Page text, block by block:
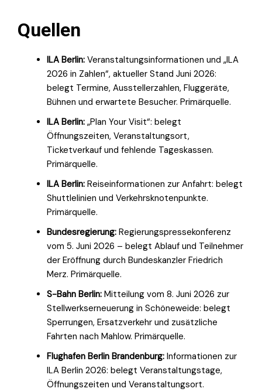
Quellen
ILA Berlin: Veranstaltungsinformationen und „ILA
2026 in Zahlen“, aktueller Stand Juni 2026:
belegt Termine, Ausstellerzahlen, Fluggeräte,
Bühnen und erwartete Besucher. Primärquelle.
ILA Berlin: „Plan Your Visit“: belegt
Öffnungszeiten, Veranstaltungsort,
Ticketverkauf und fehlende Tageskassen.
Primärquelle.
ILA Berlin: Reiseinformationen zur Anfahrt: belegt
Shuttlelinien und Verkehrsknotenpunkte.
Primärquelle.
Bundesregierung: Regierungspressekonferenz
vom 5. Juni 2026 – belegt Ablauf und Teilnehmer
der Eröffnung durch Bundeskanzler Friedrich
Merz. Primärquelle.
S-Bahn Berlin: Mitteilung vom 8. Juni 2026 zur
Stellwerkserneuerung in Schöneweide: belegt
Sperrungen, Ersatzverkehr und zusätzliche
Fahrten nach Mahlow. Primärquelle.
Flughafen Berlin Brandenburg: Informationen zur
ILA Berlin 2026: belegt Veranstaltungstage,
Öffnungszeiten und Veranstaltungsort.